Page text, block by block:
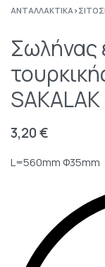
ΑΝΤΑΛΛΑΚΤΙΚΆ›
Σωλήνας
SAKALAK
3,20€
L=560mm Φ35mm